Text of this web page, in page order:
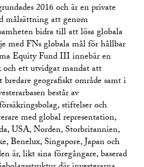
2016 och är en private
målsättning att genom
bidra till att lösa globala
med FNs globala mål för hållbar
Equity Fund III innebär en
och ett utvidgat mandat att
bredare geografiskt område samt i
består av
stiftelser och
med global representation,
USA, Norden, Storbritannien,
Benelux, Singapore, Japan och
är, likt sina föregångare, baserad